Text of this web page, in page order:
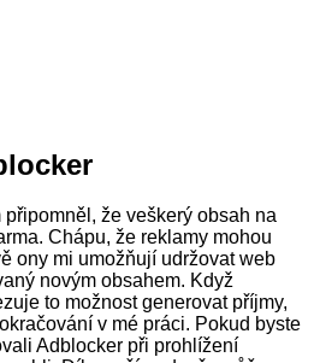
že veškerý obsah na
Chápu, že reklamy mohou
ony mi umožňují udržovat web
novým obsahem. Když
to možnost generovat příjmy,
v mé práci. Pokud byste
Adblocker při prohlížení